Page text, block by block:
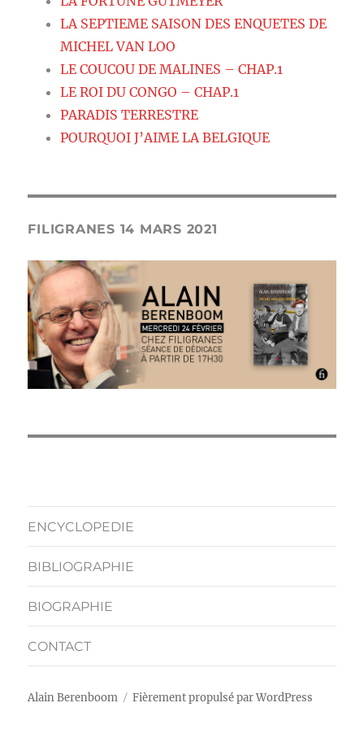
LA SEPTIEME SAISON DES ENQUETES DE
MICHEL VAN LOO
LE COUCOU DE MALINES – CHAP.1
LE ROI DU CONGO – CHAP.1
PARADIS TERRESTRE
POURQUOI J’AIME LA BELGIQUE
FILIGRANES 14 MARS 2021
ENCYCLOPEDIE
BIBLIOGRAPHIE
BIOGRAPHIE
CONTACT
Alain Berenboom Fièrement propulsé par WordPress